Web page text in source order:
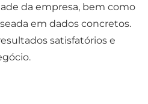
da empresa, bem como
em dados concretos.
satisfatórios e